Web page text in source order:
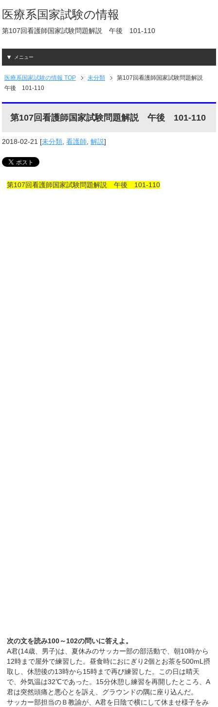
医療系国家試験の情報
第107回看護師国家試験問題解説 午後 101-110
メニュー
医療系国家試験の情報 TOP 未分類
第107回看護師国家試験問題解説
午後 101-110
第107回看護師国家試験問題解説 午後 101-110
2018-02-21 [未分類,看護師,解説]
第107回看護師国家試験問題解説 午後 101-110
次の文を読み100～102の問いに答えよ。
A君(14歳、男子)は、夏休みのサッカー部の部活動で、朝10時から
12時まで屋外で練習した。昼食時におにぎり2個とお茶を500mL摂
取し、休憩後の13時から15時まで再び練習した。この日は晴天
で、外気温は32℃であった。15分休憩し練習を再開したところ、A
君は突然頭痛と悪心とを訴え、グラウンドの隅に座り込んだ。
サッカー部担当のＢ教諭が、A君を日陰で横にして休ませ様子をみ